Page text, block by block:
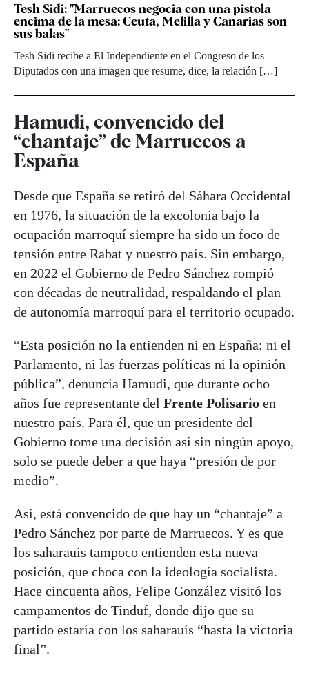
Tesh Sidi: "Marruecos negocia con una pistola
encima de la mesa: Ceuta, Melilla y Canarias son
sus balas"
Tesh Sidi recibe a El Independiente en el Congreso de los
Diputados con una imagen que resume, dice, la relación […]
Hamudi, convencido del
“chantaje” de Marruecos a
España
Desde que España se retiró del Sáhara Occidental
en 1976, la situación de la excolonia bajo la
ocupación marroquí siempre ha sido un foco de
tensión entre Rabat y nuestro país. Sin embargo,
en 2022 el Gobierno de Pedro Sánchez rompió
con décadas de neutralidad, respaldando el plan
de autonomía marroquí para el territorio ocupado.
“Esta posición no la entienden ni en España: ni el
Parlamento, ni las fuerzas políticas ni la opinión
pública”, denuncia Hamudi, que durante ocho
años fue representante del Frente Polisario en
nuestro país. Para él, que un presidente del
Gobierno tome una decisión así sin ningún apoyo,
solo se puede deber a que haya “presión de por
medio”.
Así, está convencido de que hay un “chantaje” a
Pedro Sánchez por parte de Marruecos. Y es que
los saharauis tampoco entienden esta nueva
posición, que choca con la ideología socialista.
Hace cincuenta años, Felipe González visitó los
campamentos de Tinduf, donde dijo que su
partido estaría con los saharauis “hasta la victoria
final”.